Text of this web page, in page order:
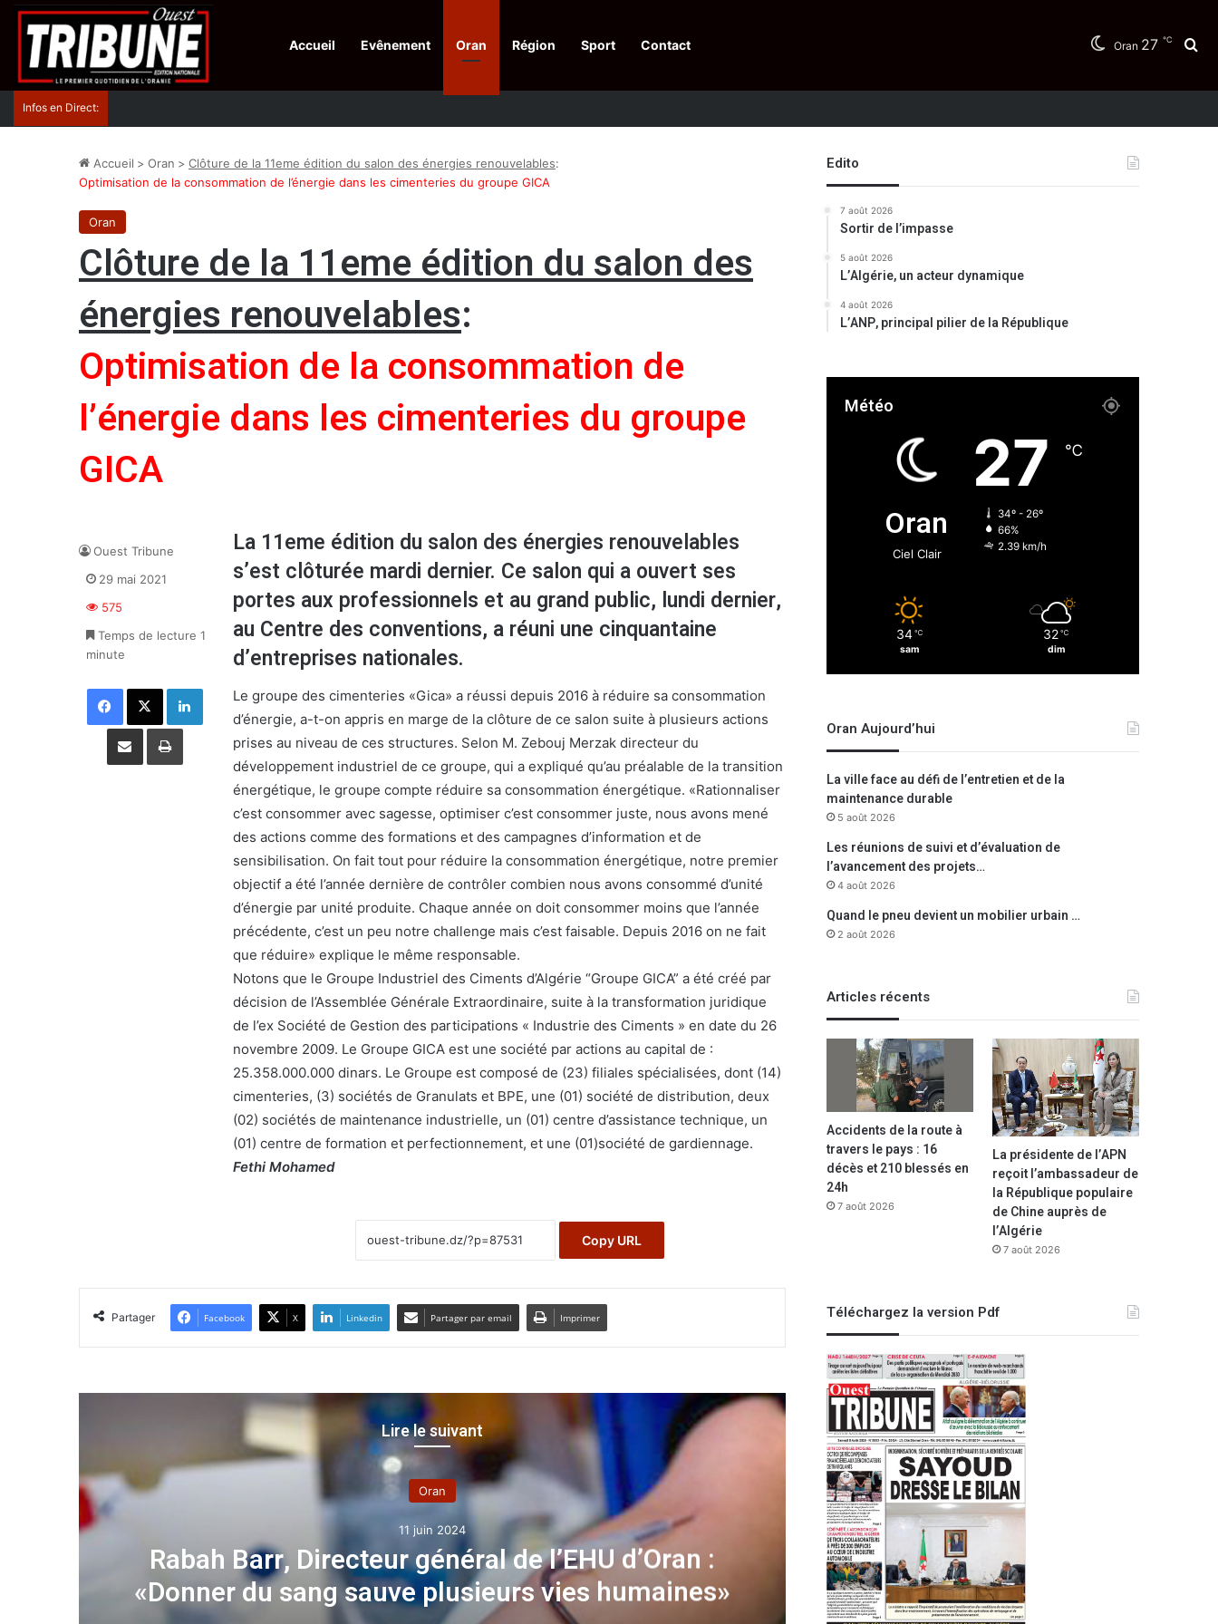
Accueil Evênement Oran Région Sport Contact Oran 27 ℃
Infos en Direct:
Accueil > Oran > Clôture de la 11eme édition du salon des énergies renouvelables:
Optimisation de la consommation de l’énergie dans les cimenteries du groupe GICA
Oran
Clôture de la 11eme édition du salon des
énergies renouvelables:
Optimisation de la consommation de
l’énergie dans les cimenteries du groupe
GICA
La 11eme édition du salon des énergies renouvelables
s’est clôturée mardi dernier. Ce salon qui a ouvert ses
portes aux professionnels et au grand public, lundi dernier,
au Centre des conventions, a réuni une cinquantaine
d’entreprises nationales.
Le groupe des cimenteries «Gica» a réussi depuis 2016 à réduire sa consommation
d’énergie, a-t-on appris en marge de la clôture de ce salon suite à plusieurs actions
prises au niveau de ces structures. Selon M. Zebouj Merzak directeur du
développement industriel de ce groupe, qui a expliqué qu’au préalable de la transition
énergétique, le groupe compte réduire sa consommation énergétique. «Rationnaliser
c’est consommer avec sagesse, optimiser c’est consommer juste, nous avons mené
des actions comme des formations et des campagnes d’information et de
sensibilisation. On fait tout pour réduire la consommation énergétique, notre premier
objectif a été l’année dernière de contrôler combien nous avons consommé d’unité
d’énergie par unité produite. Chaque année on doit consommer moins que l’année
précédente, c’est un peu notre challenge mais c’est faisable. Depuis 2016 on ne fait
que réduire» explique le même responsable.
Notons que le Groupe Industriel des Ciments d’Algérie “Groupe GICA” a été créé par
décision de l’Assemblée Générale Extraordinaire, suite à la transformation juridique
de l’ex Société de Gestion des participations « Industrie des Ciments » en date du 26
novembre 2009. Le Groupe GICA est une société par actions au capital de :
25.358.000.000 dinars. Le Groupe est composé de (23) filiales spécialisées, dont (14)
cimenteries, (3) sociétés de Granulats et BPE, une (01) société de distribution, deux
(02) sociétés de maintenance industrielle, un (01) centre d’assistance technique, un
(01) centre de formation et perfectionnement, et une (01)société de gardiennage.
Fethi Mohamed
Copy URL
Ouest Tribune
29 mai 2021
575
Temps de lecture 1
minute
Facebook X Linkedin
Partager par email Imprimer
Partager Facebook X Linkedin Partager par email Imprimer
Lire le suivant
Oran
11 juin 2024
Rabah Barr, Directeur général de l’EHU d’Oran :
«Donner du sang sauve plusieurs vies humaines»
Signature d’une convention
l’Université d’Oran- 2
Edito
7 août 2026
Sortir de l’impasse
5 août 2026
L’Algérie, un acteur dynamique
4 août 2026
L’ANP, principal pilier de la République
Météo
Oran
Ciel Clair
27 ℃
34º - 26º
66%
2.39 km/h
34 ℃
sam
32 ℃
dim
Oran Aujourd’hui
La ville face au défi de l’entretien et de la
maintenance durable
5 août 2026
Les réunions de suivi et d’évaluation de
l’avancement des projets…
4 août 2026
Quand le pneu devient un mobilier urbain …
2 août 2026
Articles récents
Accidents de la route à
travers le pays : 16
décès et 210 blessés en
24h
7 août 2026
La présidente de l’APN
reçoit l’ambassadeur de
la République populaire
de Chine auprès de
l’Algérie
7 août 2026
Téléchargez la version Pdf